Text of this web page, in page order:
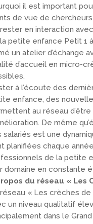
il est important
de vue de
en interaction
petite enfance Petit 1
un atelier d’échange
d’accueil en micro-
à l’écoute des
enfance, des
au réseau
De même
salariés est une
planifiées chaque
de la petite
domaine en constante
du réseau « Les
« Les crèches
un niveau qualitatif
dans le